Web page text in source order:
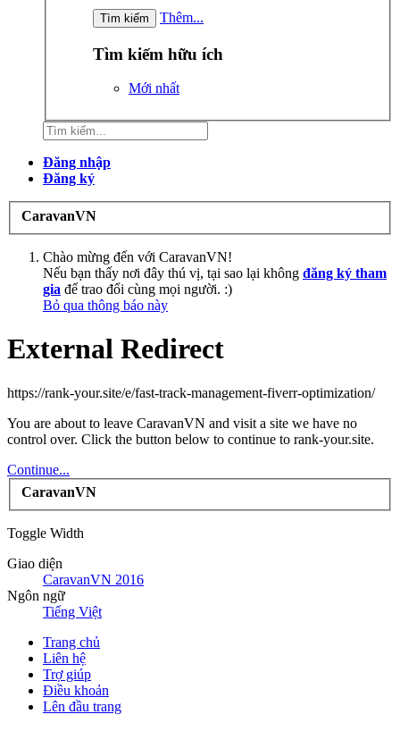
Thêm...
Tìm kiếm hữu ích
Mới nhất
Đăng nhập
Đăng ký
CaravanVN
Chào mừng đến với CaravanVN!
Nếu bạn thấy nơi đây thú vị, tại sao lại không đăng ký tham
gia để trao đổi cùng mọi người. :)
Bỏ qua thông báo này
External Redirect
https://rank-your.site/e/fast-track-management-fiverr-optimization/
You are about to leave CaravanVN and visit a site we have no
control over. Click the button below to continue to rank-your.site.
Continue...
CaravanVN
Toggle Width
Giao diện
CaravanVN 2016
Ngôn ngữ
Tiếng Việt
Trang chủ
Liên hệ
Trợ giúp
Điều khoản
Lên đầu trang